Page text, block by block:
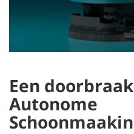
Een
Autonome